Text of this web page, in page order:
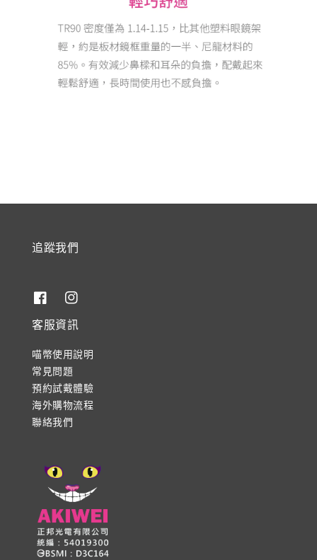
追蹤我們
客服資訊
喵幣使用說明
常見問題
預約試戴體驗
海外購物流程
聯絡我們